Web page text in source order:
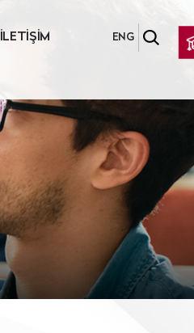
İLETİŞİM ENG